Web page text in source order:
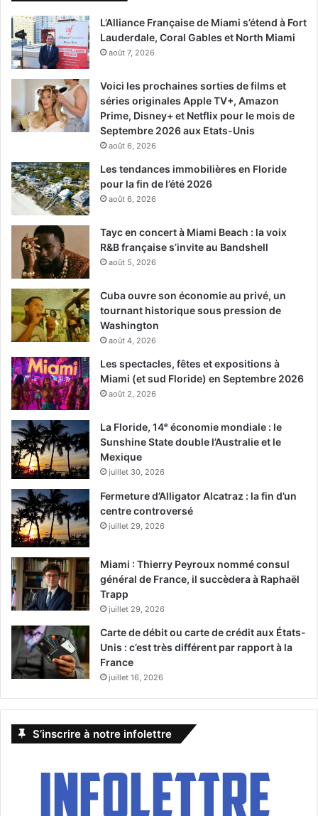
L’Alliance Française de Miami s’étend à Fort
Lauderdale, Coral Gables et North Miami
août 7, 2026
Voici les prochaines sorties de films et
séries originales Apple TV+, Amazon
Prime, Disney+ et Netflix pour le mois de
Septembre 2026 aux Etats-Unis
août 6, 2026
Les tendances immobilières en Floride
pour la fin de l’été 2026
août 6, 2026
Tayc en concert à Miami Beach : la voix
R&B française s’invite au Bandshell
août 5, 2026
Cuba ouvre son économie au privé, un
tournant historique sous pression de
Washington
août 4, 2026
Les spectacles, fêtes et expositions à
Miami (et sud Floride) en Septembre 2026
août 2, 2026
La Floride, 14ᵉ économie mondiale : le
Sunshine State double l’Australie et le
Mexique
juillet 30, 2026
Fermeture d’Alligator Alcatraz : la fin d’un
centre controversé
juillet 29, 2026
Miami : Thierry Peyroux nommé consul
général de France, il succèdera à Raphaël
Trapp
juillet 29, 2026
Carte de débit ou carte de crédit aux États-
Unis : c’est très différent par rapport à la
France
juillet 16, 2026
S’inscrire à notre infolettre